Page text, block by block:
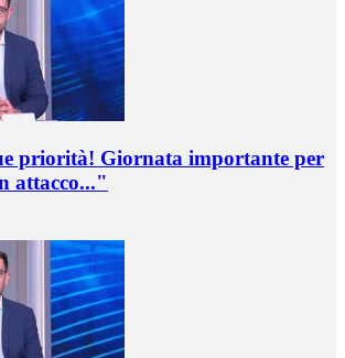
priorità! Giornata importante per
attacco..."